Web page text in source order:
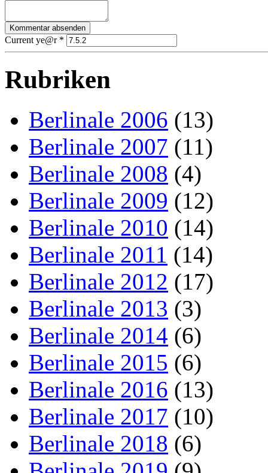
Current ye@r *
Rubriken
Berlinale 2006 (13)
Berlinale 2007 (11)
Berlinale 2008 (4)
Berlinale 2009 (12)
Berlinale 2010 (14)
Berlinale 2011 (14)
Berlinale 2012 (17)
Berlinale 2013 (3)
Berlinale 2014 (6)
Berlinale 2015 (6)
Berlinale 2016 (13)
Berlinale 2017 (10)
Berlinale 2018 (6)